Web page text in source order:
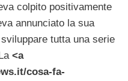
colpito positivamente
annunciato la sua
tutta una serie
<a
cosa-fa-